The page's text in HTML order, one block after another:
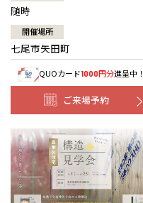
随時
開催場所
七尾市矢田町
QUOカード1000円分進呈中！
ご来場予約